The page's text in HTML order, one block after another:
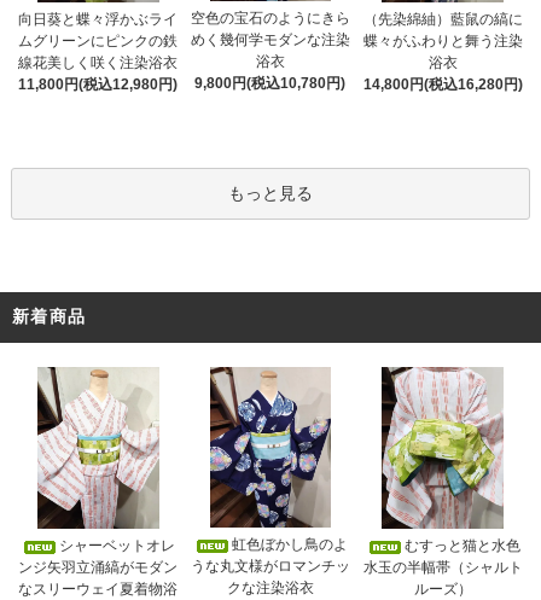
向日葵と蝶々浮かぶライ
ムグリーンにピンクの鉄
線花美しく咲く注染浴衣
11,800円(税込12,980円)
空色の宝石のようにきら
めく幾何学モダンな注染
浴衣
9,800円(税込10,780円)
（先染綿紬）藍鼠の縞に
蝶々がふわりと舞う注染
浴衣
14,800円(税込16,280円)
もっと見る
新着商品
シャーベットオレ
ンジ矢羽立涌縞がモダン
なスリーウェイ夏着物浴
虹色ぼかし鳥のよ
うな丸文様がロマンチッ
クな注染浴衣
むすっと猫と水色
水玉の半幅帯（シャルト
ルーズ）